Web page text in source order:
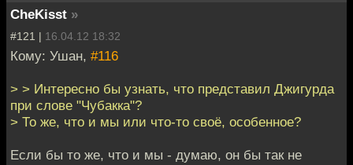
CheKisst »
#121 | 16.04.12 18:32
Кому: Ушан, #116
> > Интересно бы узнать, что представил Джигурда
при слове "Чубакка"?
> То же, что и мы или что-то своё, особенное?
Если бы то же, что и мы - думаю, он бы так не